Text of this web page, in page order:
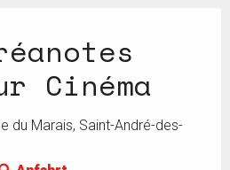
Cinéma
du Marais, Saint-André-des-